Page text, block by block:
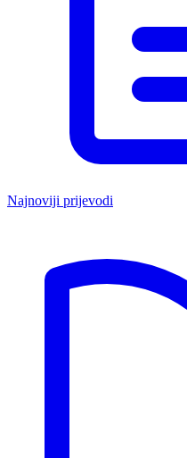
Najnoviji prijevodi